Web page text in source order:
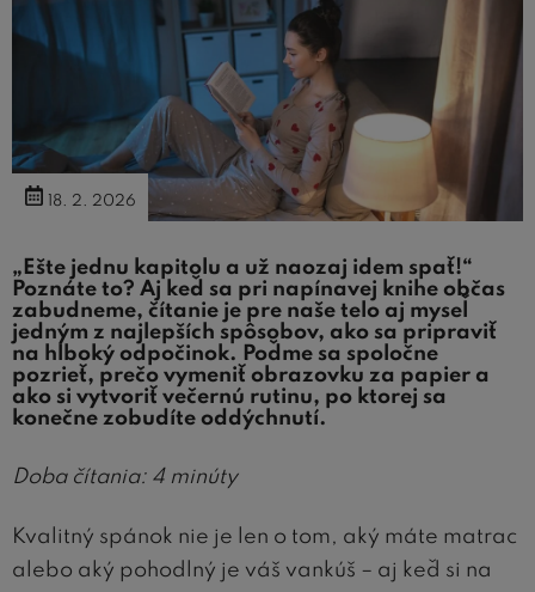
18. 2. 2026
„Ešte jednu kapitolu a už naozaj idem spať!“
Poznáte to? Aj keď sa pri napínavej knihe občas
zabudneme, čítanie je pre naše telo aj myseľ
jedným z najlepších spôsobov, ako sa pripraviť
na hlboký odpočinok. Poďme sa spoločne
pozrieť, prečo vymeniť obrazovku za papier a
ako si vytvoriť večernú rutinu, po ktorej sa
konečne zobudíte oddýchnutí.
Doba čítania: 4 minúty
Kvalitný spánok nie je len o tom, aký máte matrac
alebo aký pohodlný je váš vankúš – aj keď si na